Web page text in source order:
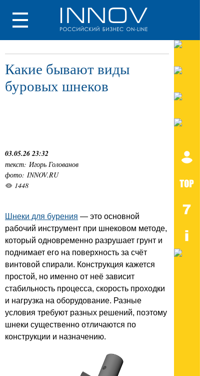
Какие бывают виды
буровых шнеков
03.05.26 23:32
текст: Игорь Голованов
фото: INNOV.RU
1448
Шнеки для бурения — это основной
рабочий инструмент при шнековом методе,
который одновременно разрушает грунт и
поднимает его на поверхность за счёт
винтовой спирали. Конструкция кажется
простой, но именно от неё зависит
стабильность процесса, скорость проходки
и нагрузка на оборудование. Разные
условия требуют разных решений, поэтому
шнеки существенно отличаются по
конструкции и назначению.